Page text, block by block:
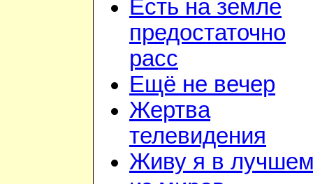
Есть на земле
предостаточно
расс
Ещё не вечер
Жертва
телевидения
Живу я в